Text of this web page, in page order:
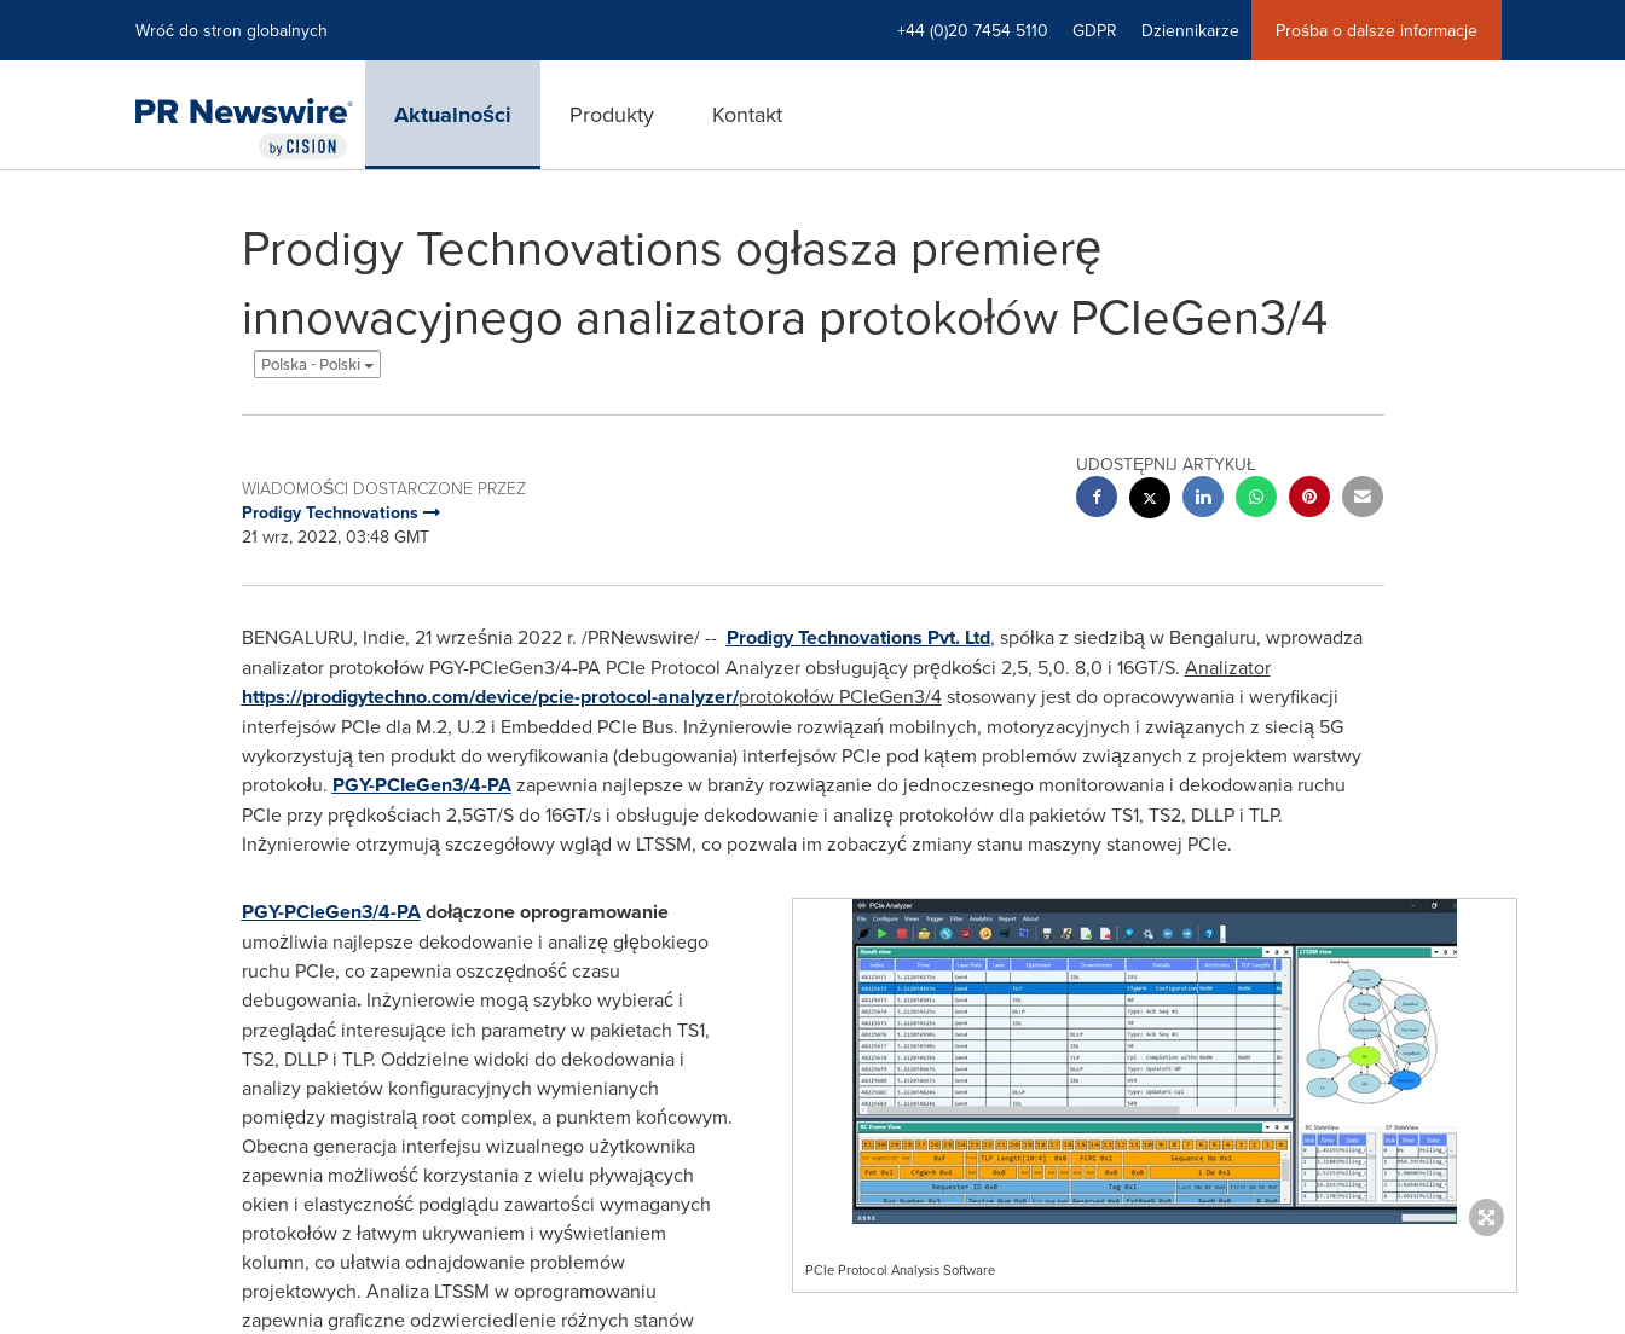
Wróć do stron globalnych +44 (0)20 7454 5110 GDPR Dziennikarze Prośba o dalsze informacje
Aktualności Produkty Kontakt
Prodigy Technovations ogłasza premierę
innowacyjnego analizatora protokołów PCIeGen3/4
Polska - Polski
WIADOMOŚCI DOSTARCZONE PRZEZ
Prodigy Technovations
21 wrz, 2022, 03:48 GMT
UDOSTĘPNIJ ARTYKUŁ
BENGALURU, Indie, 21 września 2022 r. /PRNewswire/ -- Prodigy Technovations Pvt. Ltd, spółka z siedzibą w Bengaluru, wprowadza
analizator protokołów PGY-PCIeGen3/4-PA PCIe Protocol Analyzer obsługujący prędkości 2,5, 5,0. 8,0 i 16GT/S. Analizator
https://prodigytechno.com/device/pcie-protocol-analyzer/protokołów PCIeGen3/4stosowany jest do opracowywania i weryfikacji
interfejsów PCIe dla M.2, U.2 i Embedded PCIe Bus. Inżynierowie rozwiązań mobilnych, motoryzacyjnych i związanych z siecią 5G
wykorzystują ten produkt do weryfikowania (debugowania) interfejsów PCIe pod kątem problemów związanych z projektem warstwy
protokołu. PGY-PCIeGen3/4-PAzapewnia najlepsze w branży rozwiązanie do jednoczesnego monitorowania i dekodowania ruchu
PCIe przy prędkościach 2,5GT/S do 16GT/s i obsługuje dekodowanie i analizę protokołów dla pakietów TS1, TS2, DLLP i TLP.
Inżynierowie otrzymują szczegółowy wgląd w LTSSM, co pozwala im zobaczyć zmiany stanu maszyny stanowej PCIe.
PCIe Protocol Analysis Software
PGY-PCIeGen3/4-PAdołączone oprogramowanie
umożliwia najlepsze dekodowanie i analizę głębokiego
ruchu PCIe, co zapewnia oszczędność czasu
debugowania.Inżynierowie mogą szybko wybierać i
przeglądać interesujące ich parametry w pakietach TS1,
TS2, DLLP i TLP. Oddzielne widoki do dekodowania i
analizy pakietów konfiguracyjnych wymienianych
pomiędzy magistralą root complex, a punktem końcowym.
Obecna generacja interfejsu wizualnego użytkownika
zapewnia możliwość korzystania z wielu pływających
okien i elastyczność podglądu zawartości wymaganych
protokołów z łatwym ukrywaniem i wyświetlaniem
kolumn, co ułatwia odnajdowanie problemów
projektowych. Analiza LTSSM w oprogramowaniu
zapewnia graficzne odzwierciedlenie różnych stanów